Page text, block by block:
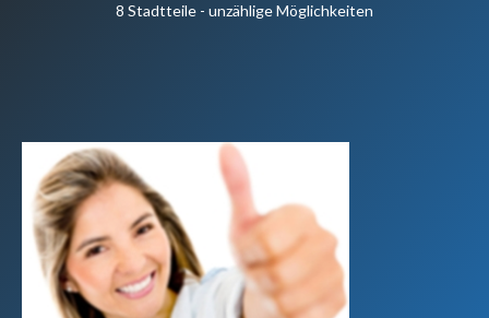
8 Stadtteile - unzählige Möglichkeiten